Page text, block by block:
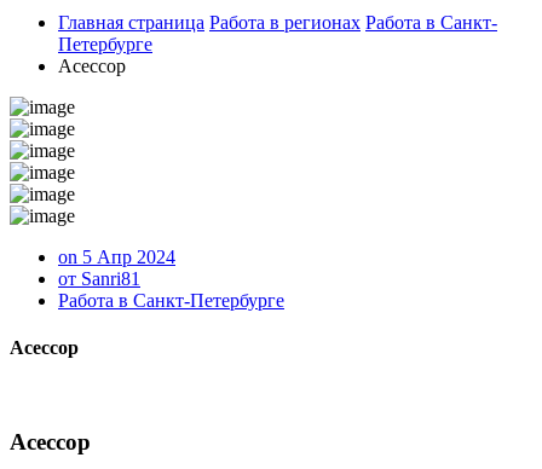
Главная страница Работа в регионах Работа в Санкт-
Петербурге
Асессор
on 5 Апр 2024
от Sanri81
Работа в Санкт-Петербурге
Асессор
Асессор